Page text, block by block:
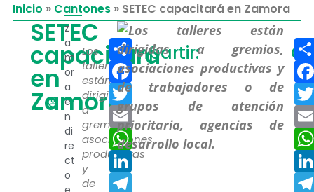
Inicio » Cantones » SETEC capacitará en Zamora
SETEC
capacitará
en
Zamora
z
a
m
or
a
e
n
di
re
ct
o
Los
talleres
están
dirigidas
a
gremios,
asociaciones
productivas
y
de
Compartir:
Compartir
Facebook
Twitter
Email
WhatsApp
LinkedIn